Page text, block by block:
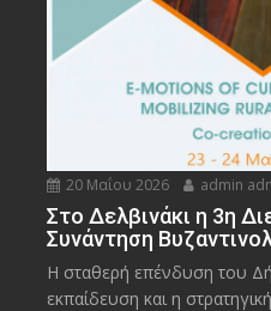
20 Μαΐου 2026 admin
Στο Δελβινάκι η 3η
Συνάντηση
Η σταθερή επένδυση του
εκπαίδευση και η